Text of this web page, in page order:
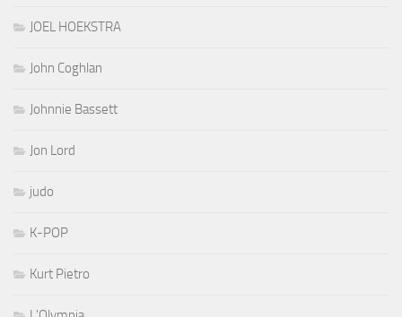
JOEL HOEKSTRA
John Coghlan
Johnnie Bassett
Jon Lord
judo
K-POP
Kurt Pietro